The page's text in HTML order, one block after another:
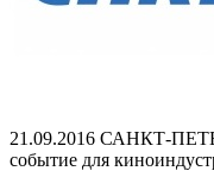
21.09.2016 САНКТ-
событие для